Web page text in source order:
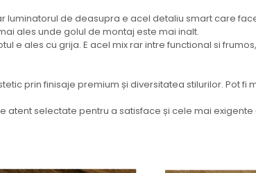
de deasupra e acel detaliu smart care
ales unde golul de montaj este mai inalt.
e ales cu grija. E acel mix rar intre functional si
prin finisaje premium și diversitatea stilurilor. Pot fi
selectate pentru a satisface și cele mai exigente